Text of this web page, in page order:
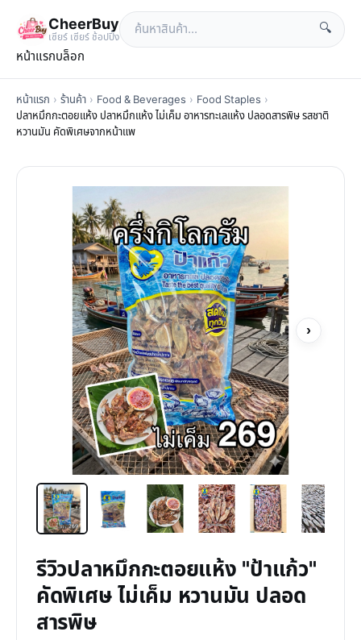
CheerBuy
เซียร์ เซียร์ ช้อปปิ้ง
🔍
หน้าแรกบล็อก
หน้าแรก › ร้านค้า › Food & Beverages › Food Staples ›
ปลาหมึกกะตอยแห้ง ปลาหมึกแห้ง ไม่เค็ม อาหารทะเลแห้ง ปลอดสารพิษ รสชาติ
หวานมัน คัดพิเศษจากหน้าแพ
›
รีวิวปลาหมึกกะตอยแห้ง "ป้าแก้ว"
คัดพิเศษ ไม่เค็ม หวานมัน ปลอด
สารพิษ